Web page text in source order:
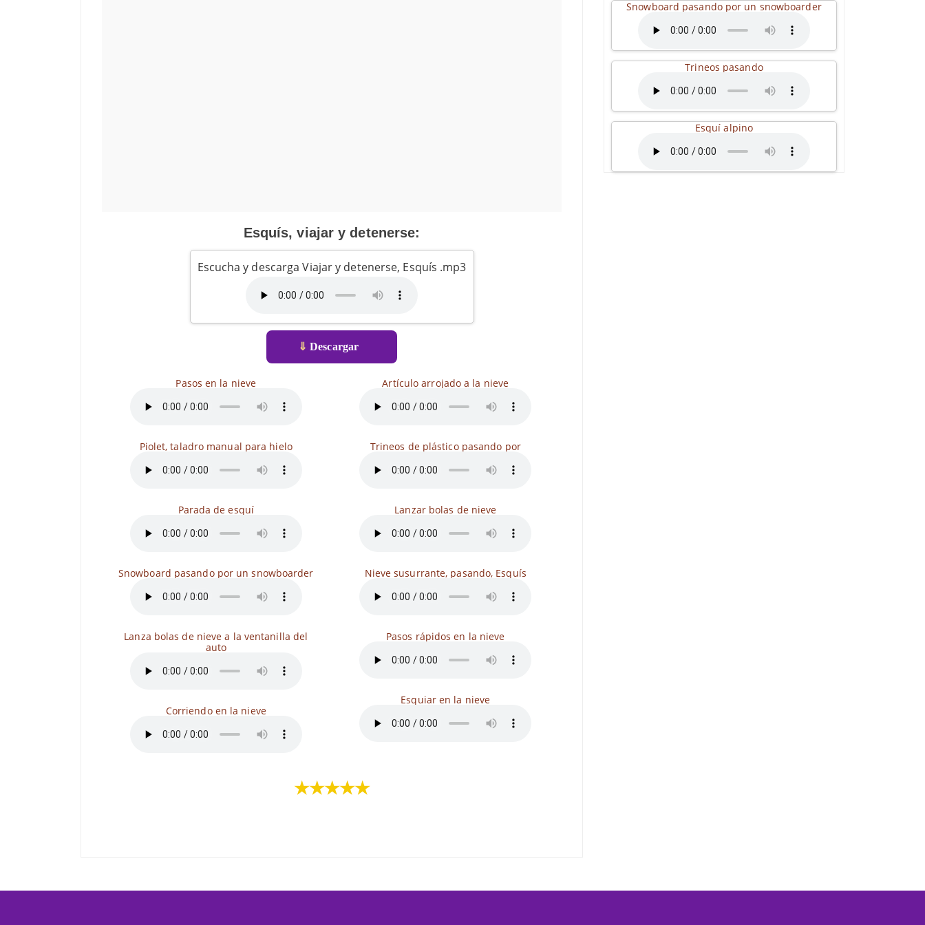
Esquís, viajar y detenerse:
Escucha y descarga Viajar y detenerse, Esquís .mp3
⇓ Descargar
Pasos en la nieve
Piolet, taladro manual para hielo
Parada de esquí
Snowboard pasando por un snowboarder
Lanza bolas de nieve a la ventanilla del
auto
Corriendo en la nieve
Artículo arrojado a la nieve
Trineos de plástico pasando por
Lanzar bolas de nieve
Nieve susurrante, pasando, Esquís
Pasos rápidos en la nieve
Esquiar en la nieve
★★★★★
Snowboard pasando por un snowboarder
Trineos pasando
Esquí alpino